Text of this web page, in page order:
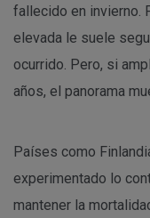
fallecido en invierno.
elevada le suele
ocurrido. Pero, si
años, el panorama
Países como
experimentado lo
mantener la